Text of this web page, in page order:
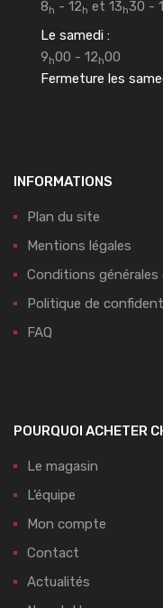
8h - 12h et 13h30 -
Le samedi :
9h00 - 12h00
Fermeture les
INFORMATIONS
Plan du site
Mentions légales
Conditions générales
Politique de
FAQ
POURQUOI ACHETER
Le magasin
L’équipe
Mon compte
Contact
Actualités